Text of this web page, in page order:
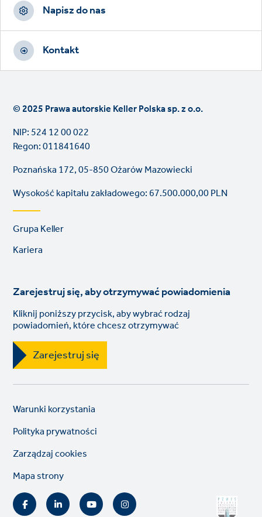
Napisz do nas
Kontakt
© 2025 Prawa autorskie Keller Polska sp. z o.o.
NIP: 524 12 00 022
Regon: 011841640
Poznańska 172, 05-850 Ożarów Mazowiecki
Wysokość kapitału zakładowego: 67.500.000,00 PLN
Footer
links
Grupa Keller
Kariera
Zarejestruj się, aby otrzymywać powiadomienia
Kliknij poniższy przycisk, aby wybrać rodzaj
powiadomień, które chcesz otrzymywać
Zarejestruj się
Legal
links
Warunki korzystania
Polityka prywatności
Zarządzaj cookies
Mapa strony